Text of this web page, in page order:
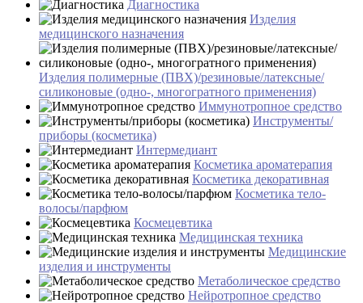
Диагностика
Изделия
медицинского назначения
Изделия полимерные (ПВХ)/резиновые/латексные/
силиконовые (одно-, многогратного применения)
Иммунотропное средство
Инструменты/
приборы (косметика)
Интермедиант
Косметика ароматерапия
Косметика декоративная
Косметика тело-
волосы/парфюм
Космецевтика
Медицинская техника
Медицинские
изделия и инструменты
Метаболическое средство
Нейротропное средство